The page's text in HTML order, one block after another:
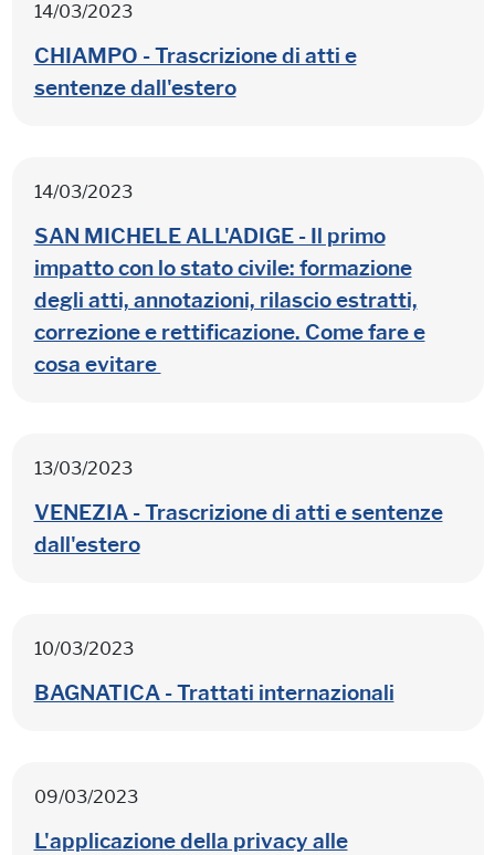
14/03/2023
CHIAMPO - Trascrizione di atti e
sentenze dall'estero
14/03/2023
SAN MICHELE ALL'ADIGE - Il primo
impatto con lo stato civile: formazione
degli atti, annotazioni, rilascio estratti,
correzione e rettificazione. Come fare e
cosa evitare
13/03/2023
VENEZIA - Trascrizione di atti e sentenze
dall'estero
10/03/2023
BAGNATICA - Trattati internazionali
09/03/2023
L'applicazione della privacy alle